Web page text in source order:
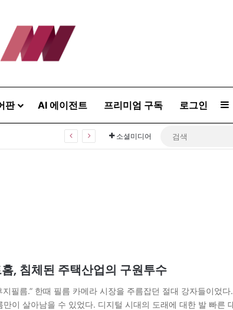
판 AI 에이전트 프리미엄 구독 로그인
상력 소셜미디어
, 침체된 주택산업의 구원투수
필름.” 한때 필름 카메라 시장을 주름잡던 절대 강자들이었
이 살아남을 수 있었다. 디지털 시대의 도래에 대한 발 빠른